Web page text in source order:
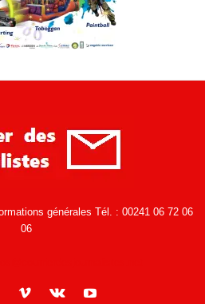
générales Tél. : 00241 06 72 06
06